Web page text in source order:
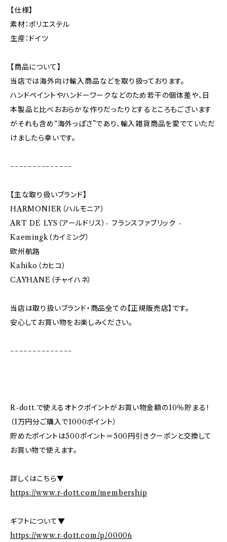
【仕様】
素材：ポリエステル
生産：ドイツ
【商品について】
当店では海外向け輸入商品などを取り扱っております。
ハンドペイントやハンドーワークなどのため若干の個体差や、日
本製品と比べおおらかな作りだったりとするところもございます
がそれも含め“海外っぽさ”であり、輸入雑貨商品を愛でていただ
けましたら幸いです。
−−−−−−−−−−−−−−
【主な取り扱いブランド】
HARMONIER（ハルモニア）
ART DE LYS（アールドリス）- フランスファブリック -
Kaemingk（カイミング）
欧州航路
Kahiko（カヒコ）
CAYHANE（チャイハネ）
当店は取り扱いブランド・商品全ての【正規販売店】です。
安心してお買い物をお楽しみください。
−−−−−−−−−−−−−−
R-dott.で使えるオトクポイントがお買い物金額の10％貯まる！
（1万円分ご購入で1000ポイント）
貯めたポイントは500ポイント＝500円引きクーポンと交換して
お買い物で使えます。
詳しくはこちら▼
https://www.r-dott.com/membership
ギフトについて▼
https://www.r-dott.com/p/00006